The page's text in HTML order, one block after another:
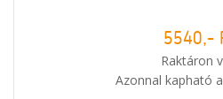
5540,-
Raktáron
Azonnal kapható